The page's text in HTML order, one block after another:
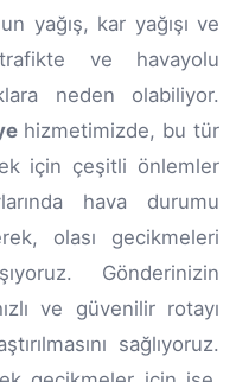
yağış, kar yağışı ve
ve havayolu
neden olabiliyor.
hizmetimizde, bu tür
için çeşitli önlemler
hava durumu
olası gecikmeleri
Gönderinizin
ve güvenilir rotayı
sağlıyoruz.